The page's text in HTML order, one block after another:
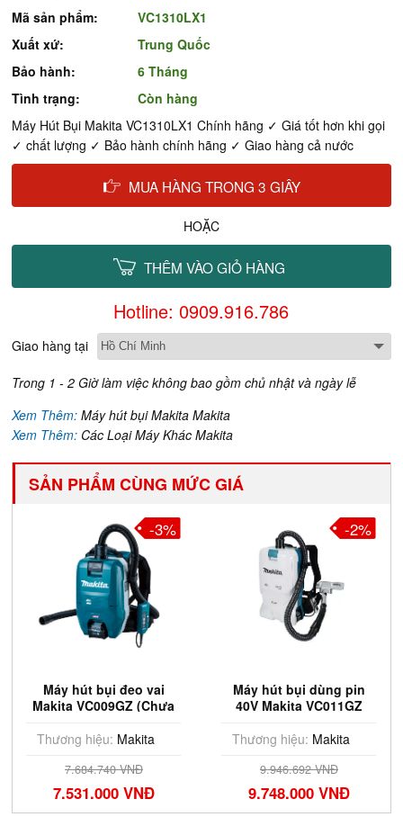
Mã sản phẩm:
VC1310LX1
Xuất xứ:
Trung Quốc
Bảo hành:
6 Tháng
Tình trạng:
Còn hàng
Máy Hút Bụi Makita VC1310LX1 Chính hãng ✓ Giá tốt hơn khi gọi
✓ chất lượng ✓ Bảo hành chính hãng ✓ Giao hàng cả nước
MUA HÀNG TRONG 3 GIÂY
HOẶC
THÊM VÀO GIỎ HÀNG
Hotline: 0909.916.786
Giao hàng tại
Trong 1 - 2 Giờ làm việc không bao gồm chủ nhật và ngày lễ
Xem Thêm:Máy hút bụi Makita Makita
Xem Thêm: Các Loại Máy Khác Makita
SẢN PHẨM CÙNG MỨC GIÁ
Máy hút bụi dùng pin
40V Makita VC011GZ
Thương hiệu:Makita
9.946.692 VNĐ
9.748.000 VNĐ
Máy hút bụi đeo vai
Makita VC009GZ (Chưa
Thương hiệu:Makita
7.684.740 VNĐ
7.531.000 VNĐ